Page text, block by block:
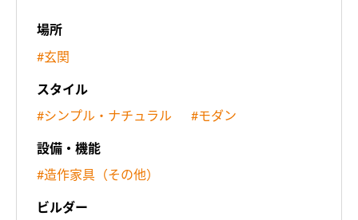
場所
#玄関
スタイル
#シンプル・ナチュラル #モダン
設備・機能
#造作家具（その他）
ビルダー